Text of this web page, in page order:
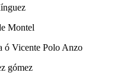
Montel
ó Vicente Polo Anzo
gómez